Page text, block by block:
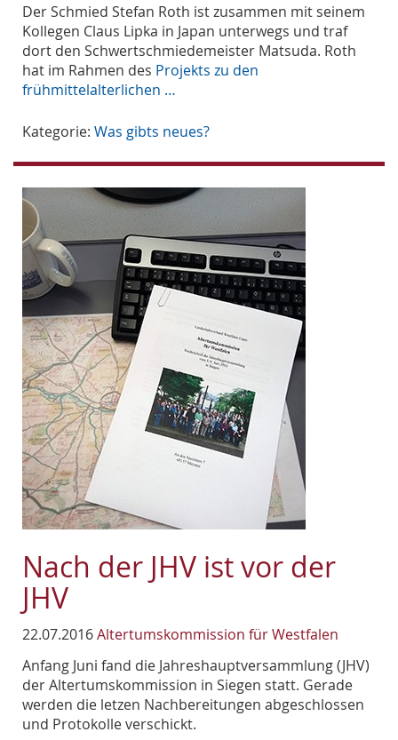
Der Schmied Stefan Roth ist zusammen mit seinem
Kollegen Claus Lipka in Japan unterwegs und traf
dort den Schwertschmiedemeister Matsuda. Roth
hat im Rahmen des Projekts zu den
frühmittelalterlichen …
Kategorie: Was gibts neues?
Nach der JHV ist vor der
JHV
22.07.2016Altertumskommission für Westfalen
Anfang Juni fand die Jahreshauptversammlung (JHV)
der Altertumskommission in Siegen statt. Gerade
werden die letzen Nachbereitungen abgeschlossen
und Protokolle verschickt.